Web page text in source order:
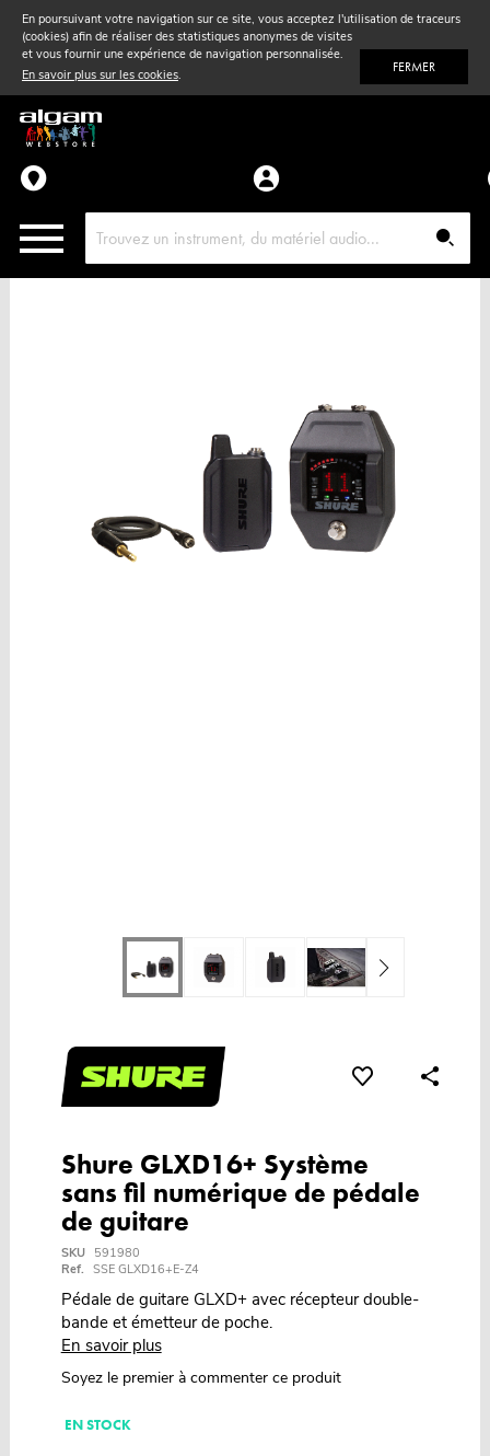
En poursuivant votre navigation sur ce site, vous acceptez l'utilisation de traceurs
(cookies) afin de réaliser des statistiques anonymes de visites
et vous fournir une expérience de navigation personnalisée.
En savoir plus sur les cookies. FERMER
Vent& Violon
Accessoires
Pièces détachées
Shure GLXD16+ Système
sans fil numérique de pédale
de guitare
SKU
591980
Ref. SSE GLXD16+E-Z4
Pédale de guitare GLXD+ avec récepteur double-
bande et émetteur de poche.
En savoir plus
Soyez le premier à commenter ce produit
EN STOCK